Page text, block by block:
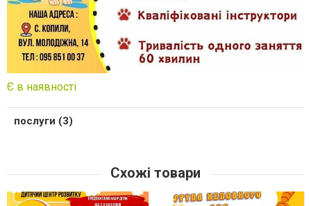
Є в наявності
послуги (3)
Схожі товари